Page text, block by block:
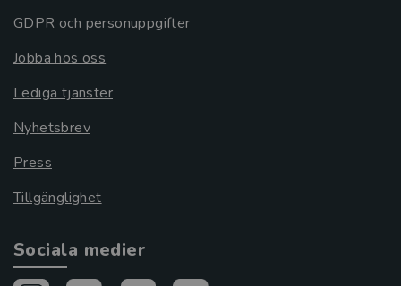
GDPR och personuppgifter
Jobba hos oss
Lediga tjänster
Nyhetsbrev
Press
Tillgänglighet
Sociala medier